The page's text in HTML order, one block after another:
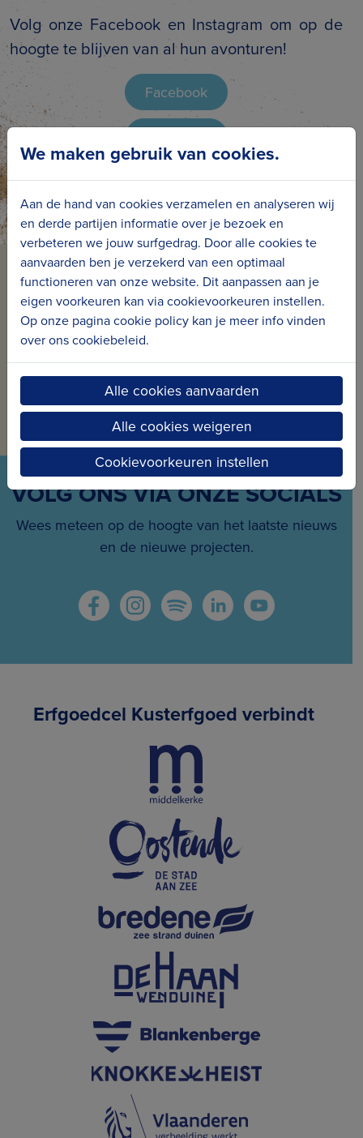
Volg onze Facebook en Instagram om op de
hoogte te blijven van al hun avonturen!
Facebook
BLIJF OP DE HOOGTE VAN
ONS NIEUWS
Schrijf je in voor onze nieuwsbrief en ontvang
maandelijks nieuws en projecten in jouw mailbox.
Inschrijven voor de nieuwsbrief
VOLG ONS VIA ONZE SOCIALS
Wees meteen op de hoogte van het laatste nieuws
en de nieuwe projecten.
Erfgoedcel Kusterfgoed verbindt
We maken gebruik van cookies.
Aan de hand van cookies verzamelen en analyseren wij
en derde partijen informatie over je bezoek en
verbeteren we jouw surfgedrag. Door alle cookies te
aanvaarden ben je verzekerd van een optimaal
functioneren van onze website. Dit aanpassen aan je
eigen voorkeuren kan via cookievoorkeuren instellen.
Op onze pagina cookie policy kan je meer info vinden
over ons cookiebeleid.
Alle cookies aanvaarden
Alle cookies weigeren
Cookievoorkeuren instellen